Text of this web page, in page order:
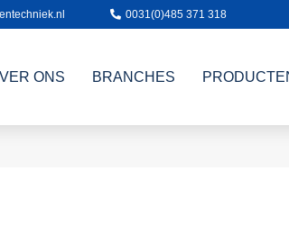
0031(0)485 371 318
ONS BRANCHES